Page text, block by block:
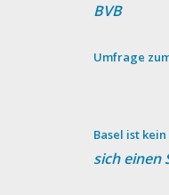
BVB
Umfrage
Basel ist
sich einen